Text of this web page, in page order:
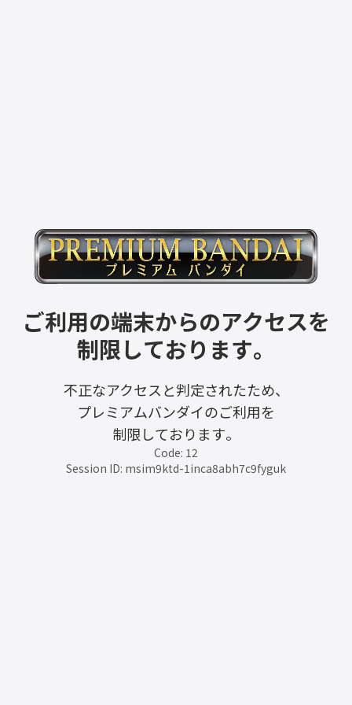
ご利用の端末からのアクセスを
制限しております。
不正なアクセスと判定されたため、
プレミアムバンダイのご利用を
制限しております。
Code: 12
Session ID: msim9ktd-1inca8abh7c9fyguk